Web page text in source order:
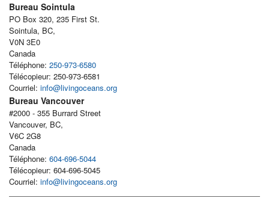
Bureau Sointula
PO Box 320, 235 First St.
Sointula, BC,
V0N 3E0
Canada
Téléphone: 250-973-6580
Télécopieur: 250-973-6581
Courriel: info@livingoceans.org
Bureau Vancouver
#2000 - 355 Burrard Street
Vancouver, BC,
V6C 2G8
Canada
Téléphone: 604-696-5044
Télécopieur: 604-696-5045
Courriel: info@livingoceans.org